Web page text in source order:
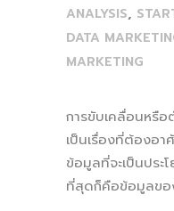
ANALYSIS,
DATA
MARKETING
การขับเคลื่อนหรื
เป็นเรื่องที่ต้องอา
ข้อมูลที่จะเป็นประ
ที่สุดก็คือข้อมูลขอ